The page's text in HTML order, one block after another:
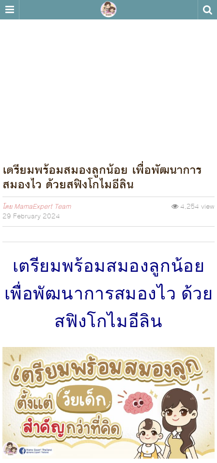
เตรียมพร้อมสมองลูกน้อย เพื่อพัฒนาการ
สมองไว ด้วยสฟิงโกไมอีลิน
โดยMamaExpert Team
29 February 2024
4,254 view
เตรียมพร้อมสมองลูกน้อย
เพื่อพัฒนาการสมองไว ด้วย
สฟิงโกไมอีลิน